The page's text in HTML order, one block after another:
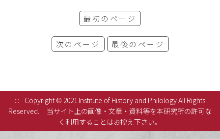
最初のページ
次のページ 最後のページ
:::
Copyright © 2021 Institute of History and Philology All Rights
Reserved.
当サイト上の画像・文章・資料等を本研究所の許可な
く利用することはお控え下さい。